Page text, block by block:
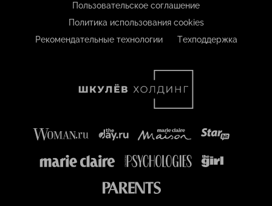
Пользовательское соглашение
Политика использования cookies
Рекомендательные технологии
Техподдержка